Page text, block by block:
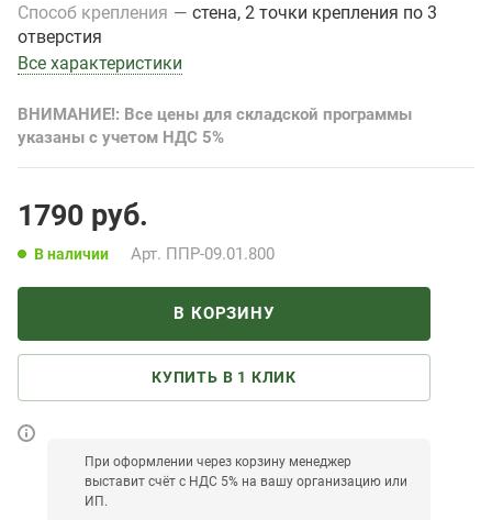
Способ крепления — стена, 2 точки крепления по 3
отверстия
Все характеристики
ВНИМАНИЕ!: Все цены для складской программы
указаны с учетом НДС 5%
1790 руб.
В наличии Арт. ППР-09.01.800
В КОРЗИНУ
КУПИТЬ В 1 КЛИК
При оформлении через корзину менеджер
выставит счёт с НДС 5% на вашу организацию или
ИП.